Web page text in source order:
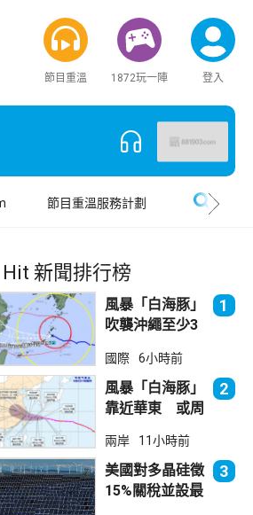
節目重溫 1872玩一陣 登入
節目重溫服務計劃
Hit 新聞排行榜
風暴「白海豚」
吹襲沖繩至少3
取消
1
國際 6小時前
風暴「白海豚」
靠近華東 或周
2
兩岸 11小時前
美國對多晶硅徵
15%關稅並設最
3